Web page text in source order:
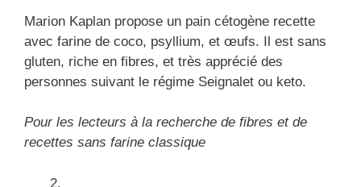
Marion Kaplan propose un pain cétogène recette
avec farine de coco, psyllium, et œufs. Il est sans
gluten, riche en fibres, et très apprécié des
personnes suivant le régime Seignalet ou keto.
Pour les lecteurs à la recherche de fibres et de
recettes sans farine classique